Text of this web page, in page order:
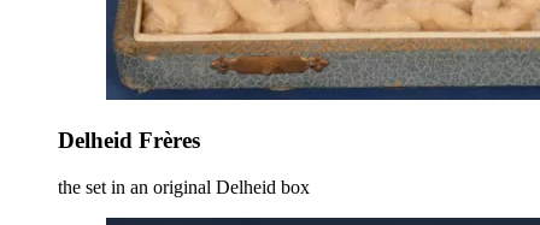
Delheid Frères
the set in an original Delheid box